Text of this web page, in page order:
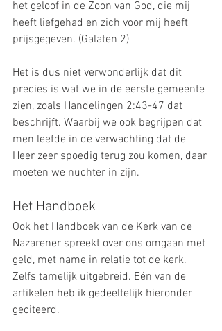
het geloof in de Zoon van God, die mij
heeft liefgehad en zich voor mij heeft
prijsgegeven. (Galaten 2)
Het is dus niet verwonderlijk dat dit
precies is wat we in de eerste gemeente
zien, zoals Handelingen 2:43-47 dat
beschrijft. Waarbij we ook begrijpen dat
men leefde in de verwachting dat de
Heer zeer spoedig terug zou komen, daar
moeten we nuchter in zijn.
Het Handboek
Ook het Handboek van de Kerk van de
Nazarener spreekt over ons omgaan met
geld, met name in relatie tot de kerk.
Zelfs tamelijk uitgebreid. Eén van de
artikelen heb ik gedeeltelijk hieronder
geciteerd.